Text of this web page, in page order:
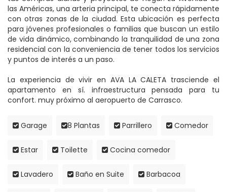
las Américas, una arteria principal, te conecta rápidamente
con otras zonas de la ciudad. Esta ubicación es perfecta
para jóvenes profesionales o familias que buscan un estilo
de vida dinámico, combinando la tranquilidad de una zona
residencial con la conveniencia de tener todos los servicios
y puntos de interés a un paso.
La experiencia de vivir en AVA LA CALETA trasciende el
apartamento en sí. infraestructura pensada para tu
confort. muy próximo al aeropuerto de Carrasco.
Garage 8 Plantas Parrillero Comedor
Estar Toilette Cocina comedor
Lavadero Baño en Suite Barbacoa